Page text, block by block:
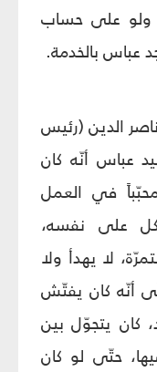
ولو على حساب
عباس بالخدمة.
الدين (رئيس
عباس أنّه كان
في العمل
على نفسه،
لا يهدأ ولا
أنّه كان يفتّش
كان يتجوّل بين
حتّى لو كان